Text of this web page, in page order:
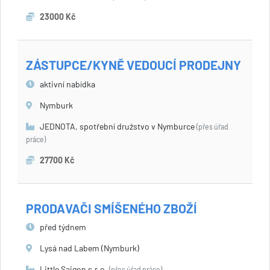
23000 Kč
ZÁSTUPCE/KYNĚ VEDOUCÍ PRODEJNY
aktivní nabídka
Nymburk
JEDNOTA, spotřební družstvo v Nymburce (přes úřad
práce)
27700 Kč
PRODAVAČI SMÍŠENÉHO ZBOŽÍ
před týdnem
Lysá nad Labem (Nymburk)